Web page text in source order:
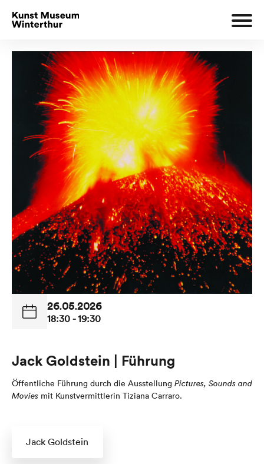
26.05.2026
18:30 - 19:30
Jack Goldstein | Führung
Öffentliche Führung durch die Ausstellung Pictures, Sounds and
Movies mit Kunstvermittlerin Tiziana Carraro.
Jack Goldstein